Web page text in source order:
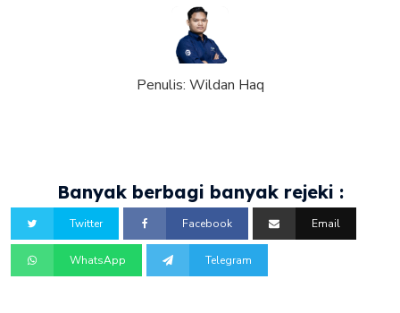
Penulis: Wildan Haq
Banyak berbagi banyak rejeki :
Twitter Facebook Email
WhatsApp Telegram